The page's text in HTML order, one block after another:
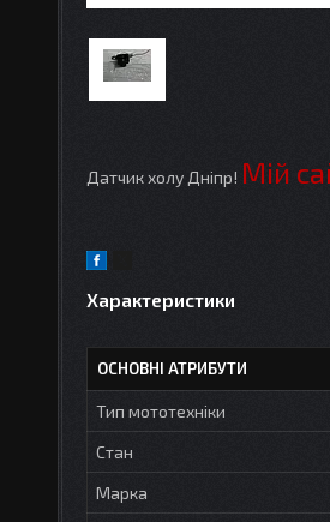
Датчик холу Дніпр! Мій
Характеристики
ОСНОВНІ АТРИБУТИ
Тип мототехніки
Стан
Марка